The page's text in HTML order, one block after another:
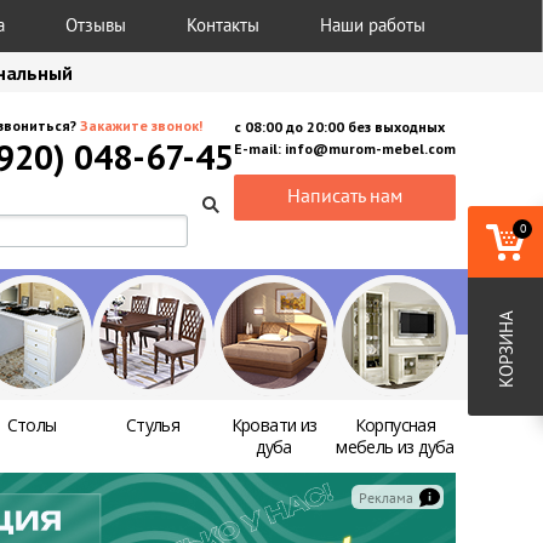
Отзывы Контакты Наши работы
с 08:00 до 20:00 без выходных
E-mail: info@murom-mebel.com
Написать нам
Закажите звонок!
048-67-45
Столы Стулья
Кровати из
дуба
Корпусная
мебель из дуба
Реклама
0
КОРЗИНА